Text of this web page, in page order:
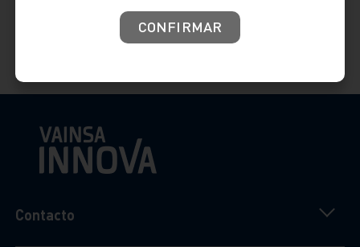
Nuestras mezcladoras para ducha combinan funcionalidad avanzada
una experiencia rejuvenecedora.
Contacto
CONFIRMAR